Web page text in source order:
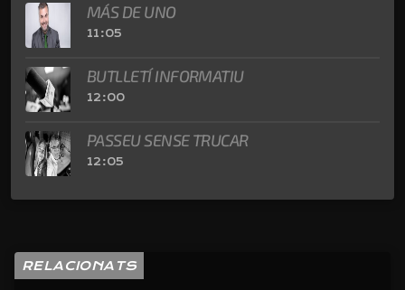
MÁS DE UNO
11:05
BUTLLETÍ INFORMATIU
12:00
PASSEU SENSE TRUCAR
12:05
RELACIONATS